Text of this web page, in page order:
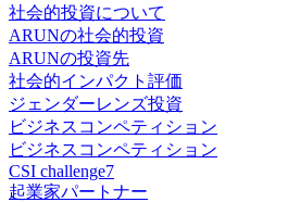
社会的投資について
ARUNの社会的投資
ARUNの投資先
社会的インパクト評価
ジェンダーレンズ投資
ビジネスコンペティション
ビジネスコンペティション
CSI challenge7
起業家パートナー